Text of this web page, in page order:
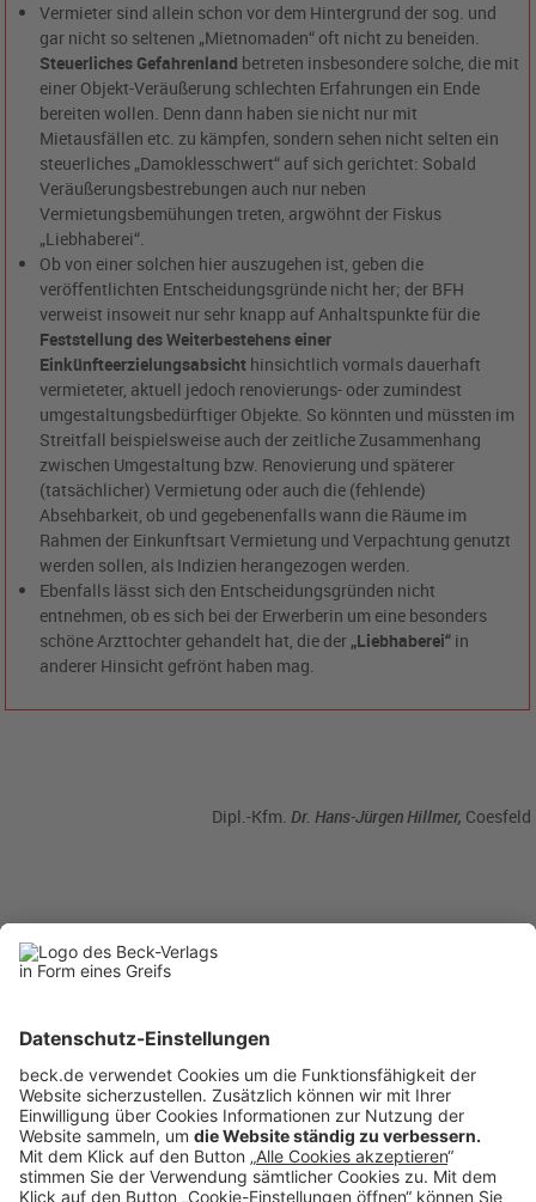
Vermieter sind allein schon vor dem Hintergrund der sog. und
gar nicht so seltenen „Mietnomaden“ oft nicht zu beneiden.
Steuerliches Gefahrenland betreten insbesondere solche, die mit
einer Objekt-Veräußerung schlechten Erfahrungen ein Ende
bereiten wollen. Denn dann haben sie nicht nur mit
Mietausfällen etc. zu kämpfen, sondern sehen nicht selten ein
steuerliches „Damoklesschwert“ auf sich gerichtet: Sobald
Veräußerungsbestrebungen auch nur neben
Vermietungsbemühungen treten, argwöhnt der Fiskus
„Liebhaberei“.
Ob von einer solchen hier auszugehen ist, geben die
veröffentlichten Entscheidungsgründe nicht her; der BFH
verweist insoweit nur sehr knapp auf Anhaltspunkte für die
Feststellung des Weiterbestehens einer
Einkünfteerzielungsabsicht hinsichtlich vormals dauerhaft
vermieteter, aktuell jedoch renovierungs- oder zumindest
umgestaltungsbedürftiger Objekte. So könnten und müssten im
Streitfall beispielsweise auch der zeitliche Zusammenhang
zwischen Umgestaltung bzw. Renovierung und späterer
(tatsächlicher) Vermietung oder auch die (fehlende)
Absehbarkeit, ob und gegebenenfalls wann die Räume im
Rahmen der Einkunftsart Vermietung und Verpachtung genutzt
werden sollen, als Indizien herangezogen werden.
Ebenfalls lässt sich den Entscheidungsgründen nicht
entnehmen, ob es sich bei der Erwerberin um eine besonders
schöne Arzttochter gehandelt hat, die der „Liebhaberei“ in
anderer Hinsicht gefrönt haben mag.
Dipl.-Kfm. Dr. Hans-Jürgen Hillmer, Coesfeld
BC6/2014
Anzeigen